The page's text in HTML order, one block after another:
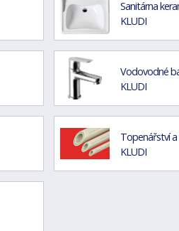
Sanitárna
KLUDI
Vodovodné
KLUDI
Topenářství
KLUDI